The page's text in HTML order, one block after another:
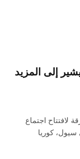
إلى المزيد
لافتتاح اجتماع
سيول، كوريا